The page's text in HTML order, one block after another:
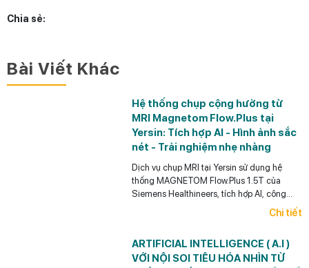
Chia sẻ:
Bài Viết Khác
Hệ thống chụp cộng hưởng từ
MRI Magnetom Flow.Plus tại
Yersin: Tích hợp AI - Hình ảnh sắc
nét - Trải nghiệm nhẹ nhàng
Dịch vụ chụp MRI tại Yersin sử dụng hệ
thống MAGNETOM Flow.Plus 1.5T của
Siemens Healthineers, tích hợp AI, công
nghệ Deep Resolve, khử tiếng ồn và tối ưu
Chi tiết
ARTIFICIAL INTELLIGENCE ( A.I )
VỚI NỘI SOI TIÊU HÓA NHÌN TỪ